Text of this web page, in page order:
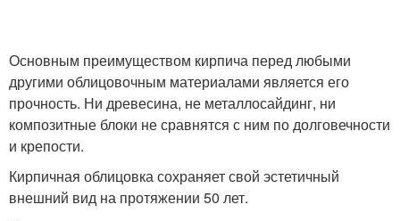
Основным преимуществом кирпича перед любыми
другими облицовочным материалами является его
прочность. Ни древесина, не металлосайдинг, ни
композитные блоки не сравнятся с ним по долговечности
и крепости.
Кирпичная облицовка сохраняет свой эстетичный
внешний вид на протяжении 50 лет.